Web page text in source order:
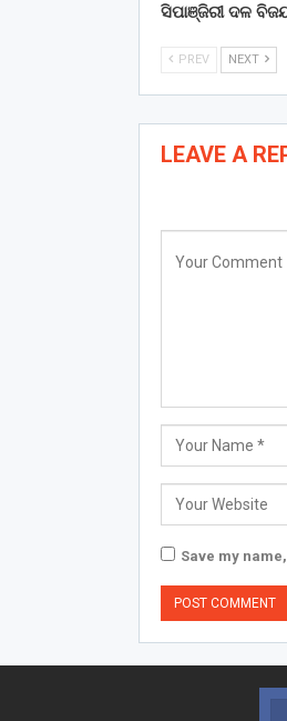
ସିପାଞ୍ଜିରୀ ଦଳ
PREV NEXT
LEAVE A
Save my